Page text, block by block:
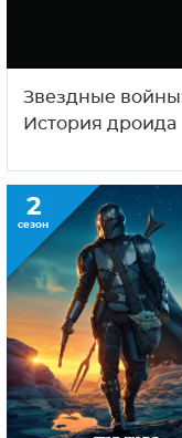
Звездные
История дроида
2
сезон